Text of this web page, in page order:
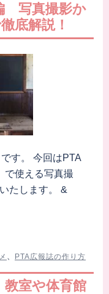
写真撮影か
底解説！
す。 今回はPTA
で使える写真撮
たします。 &
、 PTA広報誌の作り方
室や体育館